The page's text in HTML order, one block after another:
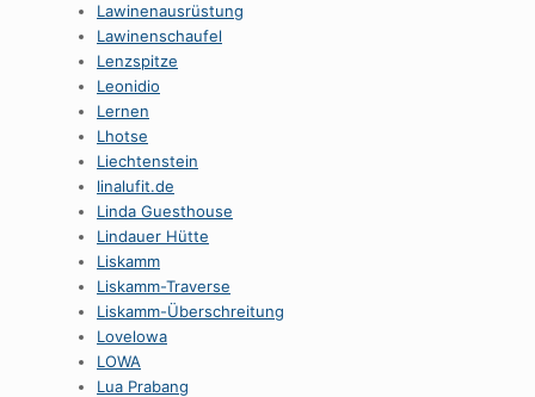
Lawinenausrüstung
Lawinenschaufel
Lenzspitze
Leonidio
Lernen
Lhotse
Liechtenstein
linalufit.de
Linda Guesthouse
Lindauer Hütte
Liskamm
Liskamm-Traverse
Liskamm-Überschreitung
Lovelowa
LOWA
Lua Prabang